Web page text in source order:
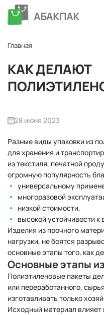
Главная
КАК ДЕЛАЮТ
28 июня 2023
Разные виды упаковки из
для хранения и
из текстиля, печатной
огромную популярность
универсальному
многоразовой
низкой стоимости,
высокой устойчивости к
Изделия из прочного
нагрузки, не боятся
основные этапы того, как
Основные этапы
Полиэтиленовые пакеты
или переработанного,
изготавливать только
Исходный материал влияет